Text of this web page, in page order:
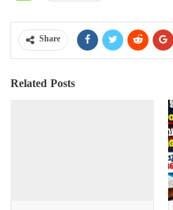
Share
Related Posts